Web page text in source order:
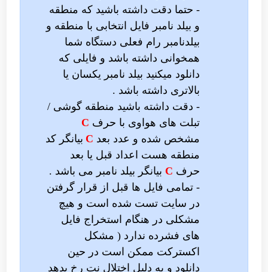
- حتما دقت داشته باشید که منطقه
و بیلد نامبر فایل انتخابی با منطقه و
بیلدنامبر رام فعلی دستگاه شما
همخوانی داشته باشد و فایلی که
دانلود میکنید بیلد نامبر یکسان یا
بالاتری داشته باشد .
- دقت داشته باشید منطقه گوشی /
تبلت های هواوی با حرف C
مشخص شده و عدد بعد C بیانگر کد
منطقه هست اعداد قبل یا بعد
حرف C بیانگر بیلد نامبر می باشد .
- تمامی فایل ها قبل از قرار گرفتن
در سایت تست شده است و هیچ
مشکلی در هنگام استخراج فایل
های فشرده ندارد ( مشکل
اکسترکت ممکن است در حین
دانلود و به دلیل اختلال نت رخ بدهد